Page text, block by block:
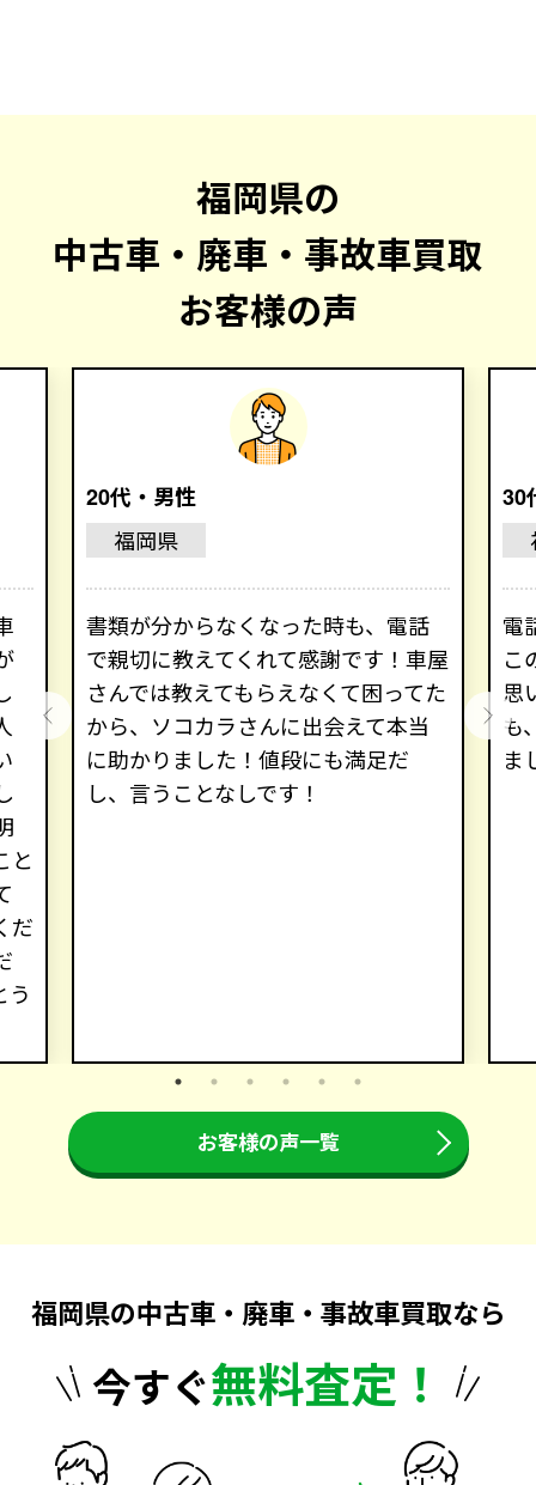
福岡県の
中古車・廃車・事故車買取
お客様の声
と
だ
う
20代・男性
福岡県
書類が分からなくなった時も、電話
で親切に教えてくれて感謝です！車屋
さんでは教えてもらえなくて困ってた
から、ソコカラさんに出会えて本当
に助かりました！値段にも満足だ
し、言うことなしです！
30
電
こ
思
も
ま
お客様の声一覧
福岡県の中古車・廃車・事故車買取なら
今すぐ無料査定！